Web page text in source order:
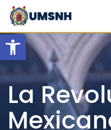
Open toolbar
Skip
content
La